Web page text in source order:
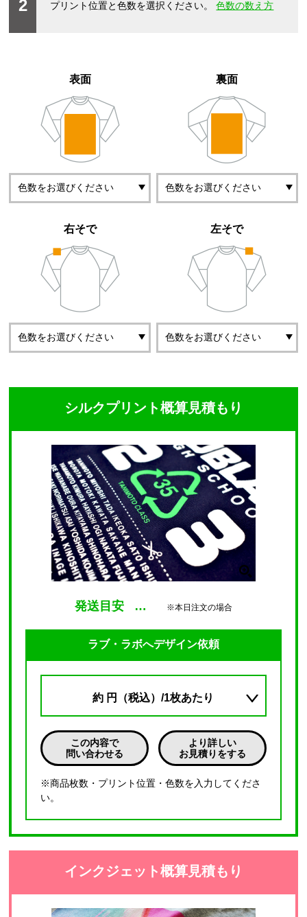
2 プリント位置と色数を選択ください。色数の数え方
表面 裏面
右そで 左そで
シルクプリント概算見積もり
発送目安 … ※本日注文の場合
ラブ・ラボへデザイン依頼
約 円（税込）/1枚あたり
この内容で
問い合わせる
より詳しい
お見積りをする
※商品枚数・プリント位置・色数を入力してくださ
い。
インクジェット概算見積もり